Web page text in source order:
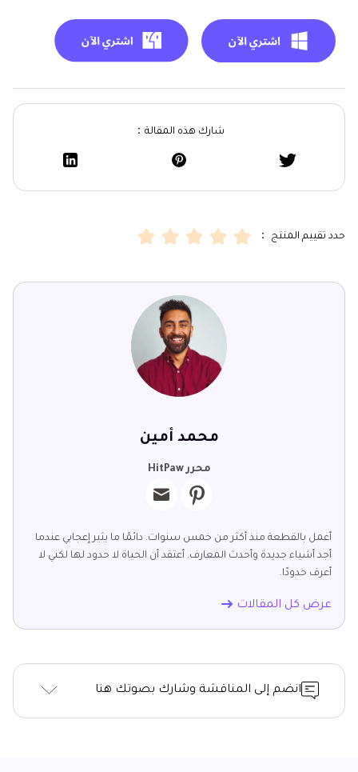
شارك هذه المقالة：
حدد تقييم المنتج ：
محمد أمين
محرر HitPaw
أعمل بالقطعة منذ أكثر من خمس سنوات. دائمًا ما يثير إعجابي عندما
أجد أشياء جديدة وأحدث المعارف. أعتقد أن الحياة لا حدود لها لكني لا
أعرف حدودًا.
عرض كل المقالات
انضم إلى المناقشة وشارك بصوتك هنا